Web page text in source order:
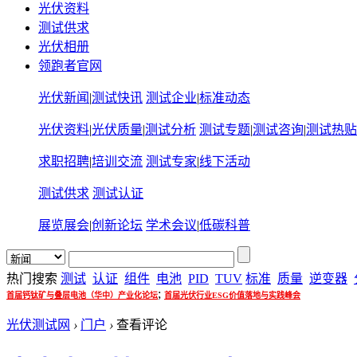
光伏资料
测试供求
光伏相册
领跑者官网
光伏新闻 |测试快讯 测试企业|标准动态
光伏资料|光伏质量|测试分析 测试专题|测试咨询|测试热贴
求职招聘|培训交流 测试专家|线下活动
测试供求 测试认证
展览展会|创新论坛 学术会议|低碳科普
热门搜索 测试 认证 组件 电池 PID TUV 标准 质量 逆变器
首届钙钛矿与叠层电池（华中）产业化论坛; 首届光伏行业ESG价值落地与实践峰会
光伏测试网 › 门户 › 查看评论